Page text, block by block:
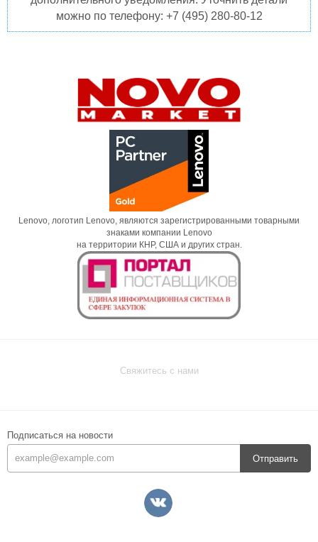
можно по телефону: +7 (495) 280-80-12
Lenovo, логотип Lenovo, являются зарегистрированными товарными
знаками компании Lenovo
на территории КНР, США и других стран.
Свяжитесь с нами
Подписаться на новости
Отправить